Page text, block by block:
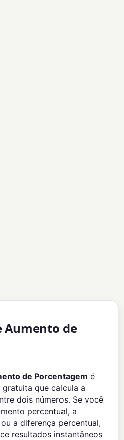
Aumento de
de Porcentagem é
que calcula a
dois números. Se você
percentual, a
a diferença percentual,
resultados instantâneos